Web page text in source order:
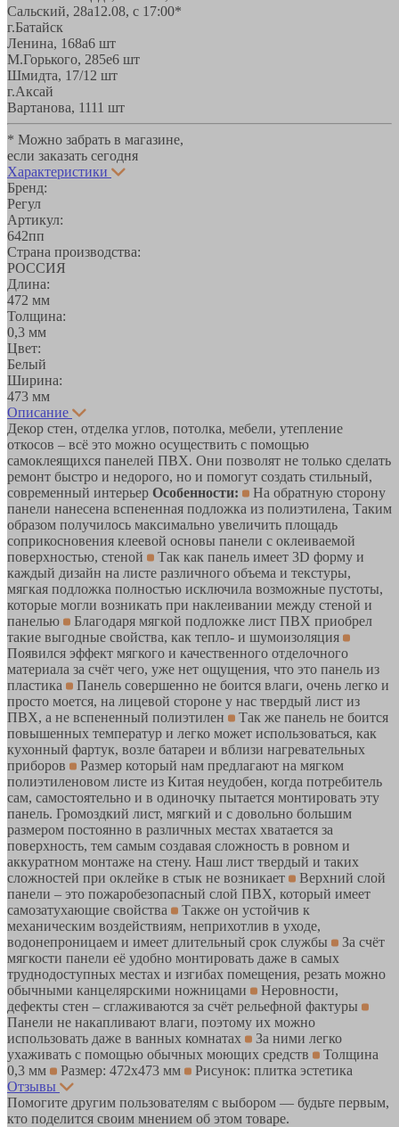
Сальский, 28a12.08, с 17:00*
г.Батайск
Ленина, 168а6 шт
М.Горького, 285е6 шт
Шмидта, 17/1 2 шт
г.Аксай
Вартанова, 1111 шт
* Можно забрать в магазине,
если заказать сегодня
Характеристики
Бренд:
Регул
Артикул:
642пп
Страна производства:
РОССИЯ
Длина:
472 мм
Толщина:
0,3 мм
Цвет:
Белый
Ширина:
473 мм
Описание
Декор стен, отделка углов, потолка, мебели, утепление
откосов – всё это можно осуществить с помощью
самоклеящихся панелей ПВХ. Они позволят не только сделать
ремонт быстро и недорого, но и помогут создать стильный,
современный интерьер Особенности:
На обратную сторону
панели нанесена вспененная подложка из полиэтилена, Таким
образом получилось максимально увеличить площадь
соприкосновения клеевой основы панели с оклеиваемой
поверхностью, стеной
Так как панель имеет 3D форму и
каждый дизайн на листе различного объема и текстуры,
мягкая подложка полностью исключила возможные пустоты,
которые могли возникать при наклеивании между стеной и
панелью
Благодаря мягкой подложке лист ПВХ приобрел
такие выгодные свойства, как тепло- и шумоизоляция
Появился эффект мягкого и качественного отделочного
материала за счёт чего, уже нет ощущения, что это панель из
пластика
Панель совершенно не боится влаги, очень легко и
просто моется, на лицевой стороне у нас твердый лист из
ПВХ, а не вспененный полиэтилен
Так же панель не боится
повышенных температур и легко может использоваться, как
кухонный фартук, возле батареи и вблизи нагревательных
приборов
Размер который нам предлагают на мягком
полиэтиленовом листе из Китая неудобен, когда потребитель
сам, самостоятельно и в одиночку пытается монтировать эту
панель. Громоздкий лист, мягкий и с довольно большим
размером постоянно в различных местах хватается за
поверхность, тем самым создавая сложность в ровном и
аккуратном монтаже на стену. Наш лист твердый и таких
сложностей при оклейке в стык не возникает
Верхний слой
панели – это пожаробезопасный слой ПВХ, который имеет
самозатухающие свойства
Также он устойчив к
механическим воздействиям, неприхотлив в уходе,
водонепроницаем и имеет длительный срок службы
За счёт
мягкости панели её удобно монтировать даже в самых
труднодоступных местах и изгибах помещения, резать можно
обычными канцелярскими ножницами
Неровности,
дефекты стен – сглаживаются за счёт рельефной фактуры
Панели не накапливают влаги, поэтому их можно
использовать даже в ванных комнатах
За ними легко
ухаживать с помощью обычных моющих средств
Толщина
0,3 мм
Размер: 472х473 мм
Рисунок: плитка эстетика
Отзывы
Помогите другим пользователям с выбором — будьте первым,
кто поделится своим мнением об этом товаре.